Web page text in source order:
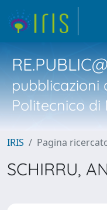
pubblicazioni
Politecnico di
IRIS Pagina
SCHIRRU,